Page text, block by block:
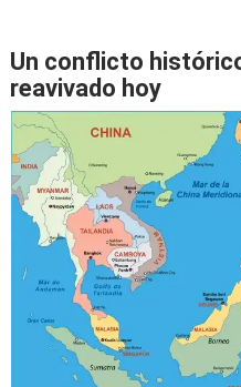
Un conflicto
reavivado hoy